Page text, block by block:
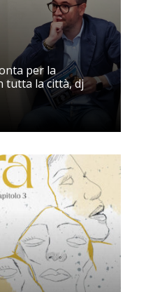
per la
tutta la città, dj